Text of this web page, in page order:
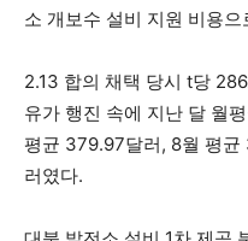
소 개보수 설비 지원 비용
2.13 합의 채택 당시 t당
유가 행진 속에 지난 달 월
평균 379.97달러, 8월 평
러였다.